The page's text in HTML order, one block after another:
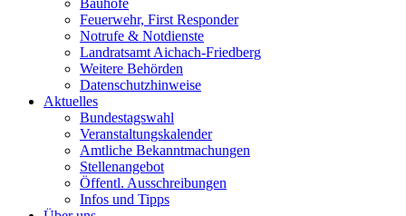
Bauhöfe
Feuerwehr, First Responder
Notrufe & Notdienste
Landratsamt Aichach-Friedberg
Weitere Behörden
Datenschutzhinweise
Aktuelles
Bundestagswahl
Veranstaltungskalender
Amtliche Bekanntmachungen
Stellenangebot
Öffentl. Ausschreibungen
Infos und Tipps